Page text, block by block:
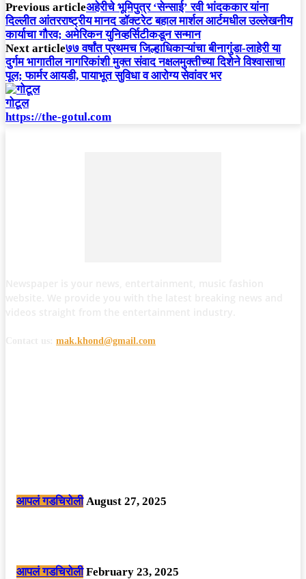
Previous articleअहेरीचे भूमिपुत्र ‘सेन्साई’ रवी भांदककार यांना
दिल्लीत आंतरराष्ट्रीय मानद डॉक्टरेट बहाल मार्शल आर्टमधील उल्लेखनीय
कार्याचा गौरव; अमेरिकन युनिव्हर्सिटीकडून सन्मान
Next article७७ वर्षांत प्रथमच जिल्हाधिकाऱ्यांचा बीनागुंडा-लाहेरी या
दुर्गम भागातील नागरिकांशी मुक्त संवाद नक्षलमुक्तीच्या दिशेने विश्वासाचा
पूल; फार्मर आयडी, पायाभूत सुविधा व आरोग्य सेवांवर भर
गोटूल
https://the-gotul.com
mak.khond@gmail.com
आपलं गडचिरोली August 27, 2025
आपलं गडचिरोली February 23, 2025